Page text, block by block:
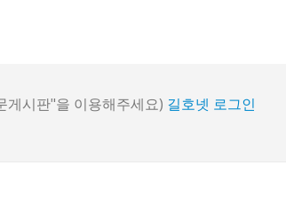
게시판"을 이용해주세요) 길호넷 로그인